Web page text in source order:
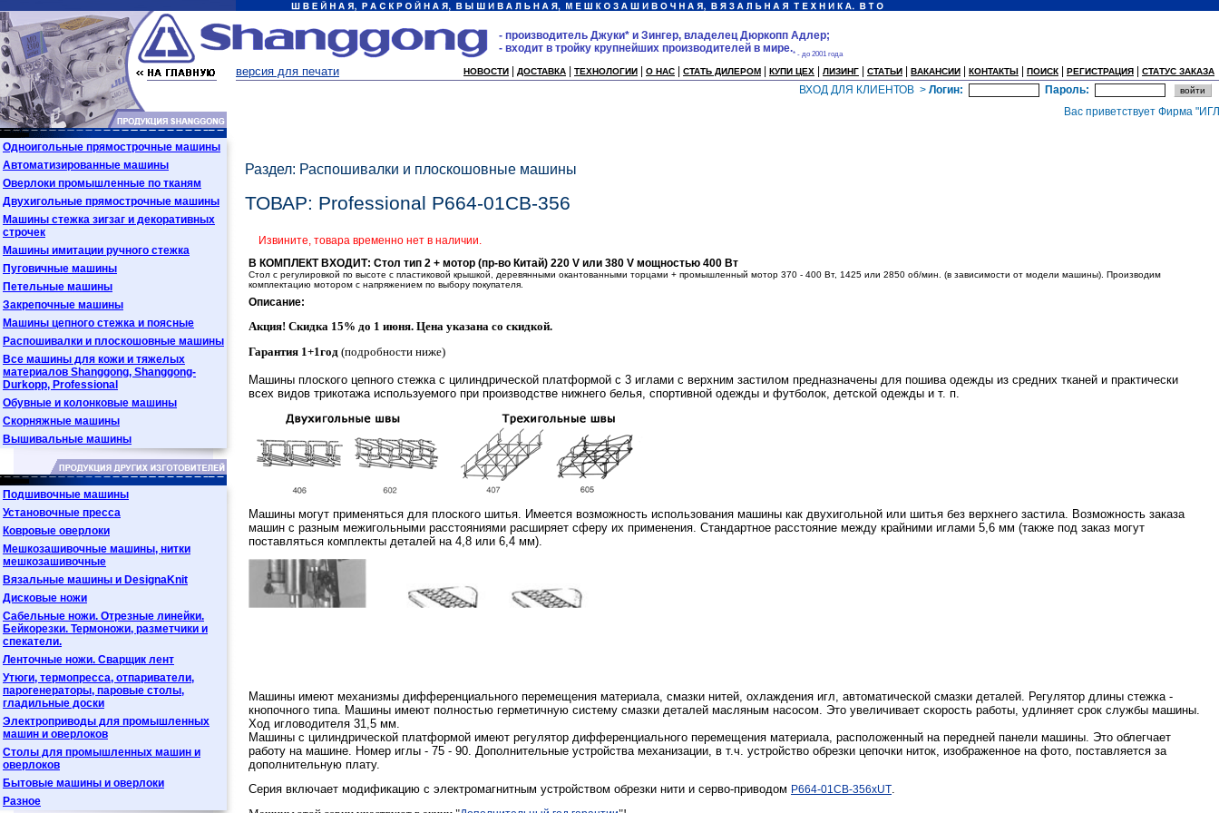
- производитель Джуки* и Зингер, владелец Дюркопп Адлер;
- входит в тройку крупнейших производителей в мире.* - до 2001 года
версия для печати НОВОСТИ ДОСТАВКА ТЕХНОЛОГИИ О НАС СТАТЬ ДИЛЕРОМ КУПИ ЦЕХ ЛИЗИНГ СТАТЬИ ВАКАНСИИ КОНТАКТЫ ПОИСК РЕГИСТРАЦИЯ СТАТУС ЗАКАЗА
ВХОД ДЛЯ КЛИЕНТОВ > Логин:
Пароль:
Вас приветствует Фирма
Одноигольные прямострочные машины
Автоматизированные машины
Оверлоки промышленные по тканям
Двухигольные прямострочные машины
Машины стежка зигзаг и декоративных
строчек
Машины имитации ручного стежка
Пуговичные машины
Петельные машины
Закрепочные машины
Машины цепного стежка и поясные
Распошивалки и плоскошовные машины
Все машины для кожи и тяжелых
материалов Shanggong, Shanggong-
Durkopp, Professional
Обувные и колонковые машины
Скорняжные машины
Вышивальные машины
Подшивочные машины
Установочные пресса
Ковровые оверлоки
Мешкозашивочные машины, нитки
мешкозашивочные
Вязальные машины и DesignaKnit
Дисковые ножи
Сабельные ножи. Отрезные линейки.
Бейкорезки. Термоножи, разметчики и
спекатели.
Ленточные ножи. Сварщик лент
Утюги, термопресса, отпариватели,
парогенераторы, паровые столы,
гладильные доски
Электроприводы для промышленных
машин и оверлоков
Столы для промышленных машин и
оверлоков
Бытовые машины и оверлоки
Разное
Раздел: Распошивалки и плоскошовные машины
ТОВАР: Professional P664-01CB-356
Извините, товара временно нет в наличии.
В КОМПЛЕКТ ВХОДИТ: Стол тип 2 + мотор (пр-во Китай) 220 V или 380 V мощностью 400 Вт
Стол c регулировкой по высоте с пластиковой крышкой, деревянными окантованными торцами + промышленный мотор 370 - 400 Вт, 1425 или 2850 об/мин. (в зависимости от модели машины). Производим
комплектацию мотором с напряжением по выбору покупателя.
Описание:
Акция! Скидка 15% до 1 июня. Цена указана со скидкой.
Гарантия 1+1год (подробности ниже)
Машины плоского цепного стежка с цилиндрической платформой с 3 иглами с верхним застилом предназначены для пошива одежды из средних тканей и практически
всех видов трикотажа используемого при производстве нижнего белья, спортивной одежды и футболок, детской одежды и т. п.
Машины могут применяться для плоского шитья. Имеется возможность использования машины как двухигольной или шитья без верхнего застила. Возможность заказа
машин с разным межигольными расстояниями расширяет сферу их применения. Стандартное расстояние между крайними иглами 5,6 мм (также под заказ могут
поставляться комплекты деталей на 4,8 или 6,4 мм).
Машины имеют механизмы дифференциального перемещения материала, смазки нитей, охлаждения игл, автоматической смазки деталей. Регулятор длины стежка -
кнопочного типа. Машины имеют полностью герметичную систему смазки деталей масляным насосом. Это увеличивает скорость работы, удлиняет срок службы машины.
Ход игловодителя 31,5 мм.
Машины с цилиндрической платформой имеют регулятор дифференциального перемещения материала, расположенный на передней панели машины. Это облегчает
работу на машине. Номер иглы - 75 - 90. Дополнительные устройства механизации, в т.ч. устройство обрезки цепочки ниток, изображенное на фото, поставляется за
дополнительную плату.
Серия включает модификацию с электромагнитным устройством обрезки нити и серво-приводом P664-01CB-356xUT.